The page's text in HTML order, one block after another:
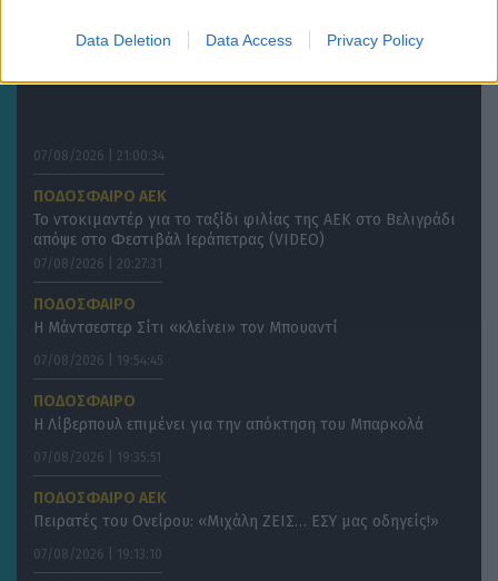
Data Deletion Data Access Privacy Policy
07/08/2026 | 21:00:34
ΠΟΔΟΣΦΑΙΡΟ ΑΕΚ
Το ντοκιμαντέρ για το ταξίδι φιλίας της ΑΕΚ στο Βελιγράδι
απόψε στο Φεστιβάλ Ιεράπετρας (VIDEO)
07/08/2026 | 20:27:31
ΠΟΔΟΣΦΑΙΡΟ
Η Μάντσεστερ Σίτι «κλείνει» τον Μπουαντί
07/08/2026 | 19:54:45
ΠΟΔΟΣΦΑΙΡΟ
Η Λίβερπουλ επιμένει για την απόκτηση του Μπαρκολά
07/08/2026 | 19:35:51
ΠΟΔΟΣΦΑΙΡΟ ΑΕΚ
Πειρατές του Ονείρου: «Μιχάλη ΖΕΙΣ… ΕΣΥ μας οδηγείς!»
07/08/2026 | 19:13:10